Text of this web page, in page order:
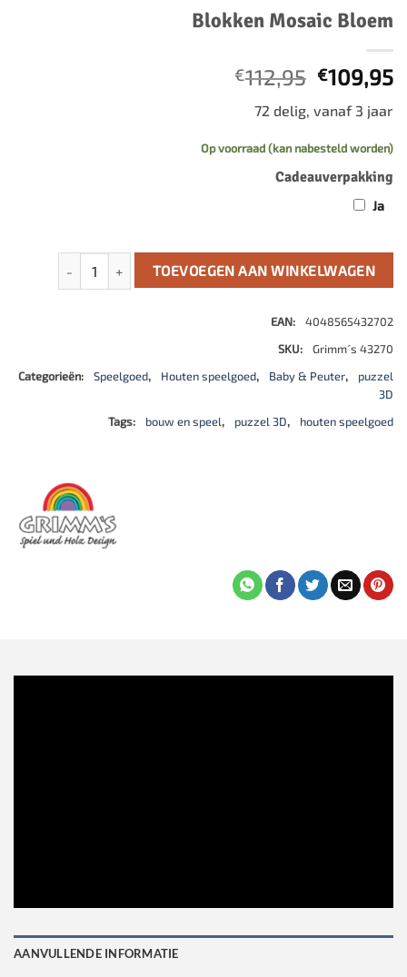
Blokken Mosaic Bloem
€112,95
was:
€112,95.
€109,95
72 delig, vanaf 3 jaar
Op voorraad (kan nabesteld worden)
Cadeauverpakking
Ja
Blokken Mosaic Bloem aantalTOEVOEGEN AAN WINKELWAGEN
EAN:
4048565432702
SKU:
Grimm´s 43270
Categorieën:
Speelgoed, Houten speelgoed, Baby & Peuter,
puzzel
3D
Tags:
bouw en speel, puzzel 3D, houten speelgoed
AANVULLENDE INFORMATIE